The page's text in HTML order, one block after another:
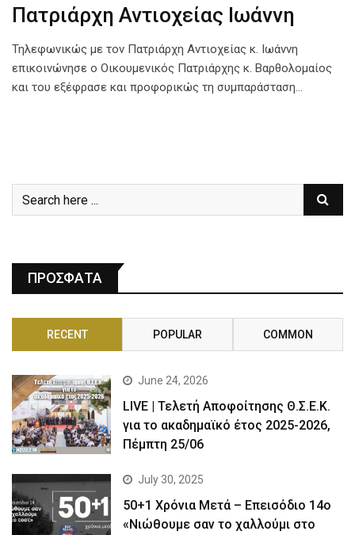
Πατριάρχη Αντιοχείας Ιωάννη
Τηλεφωνικώς με τον Πατριάρχη Αντιοχείας κ. Ιωάννη
επικοινώνησε ο Οικουμενικός Πατριάρχης κ. Βαρθολομαίος
και του εξέφρασε και προφορικώς τη συμπαράσταση…
ΠΡΟΣΦΑΤΑ
RECENT POPULAR COMMON
June 24, 2026
LIVE | Τελετή Αποφοίτησης Θ.Σ.Ε.Κ.
για το ακαδημαϊκό έτος 2025-2026,
Πέμπτη 25/06
July 30, 2025
50+1 Χρόνια Μετά – Επεισόδιο 14ο
«Νιώθουμε σαν το χαλλούμι στο